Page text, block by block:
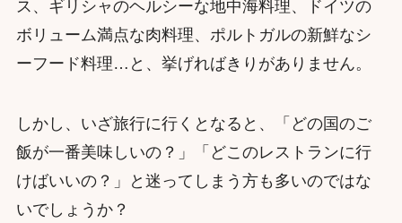
ス、ギリシャのヘルシーな地中海料理、ドイツの
ボリューム満点な肉料理、ポルトガルの新鮮なシ
ーフード料理…と、挙げればきりがありません。
しかし、いざ旅行に行くとなると、「どの国のご
飯が一番美味しいの？」「どこのレストランに行
けばいいの？」と迷ってしまう方も多いのではな
いでしょうか？